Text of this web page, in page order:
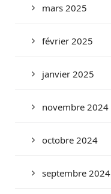
mars 2025
février 2025
janvier 2025
novembre 2024
octobre 2024
septembre 2024